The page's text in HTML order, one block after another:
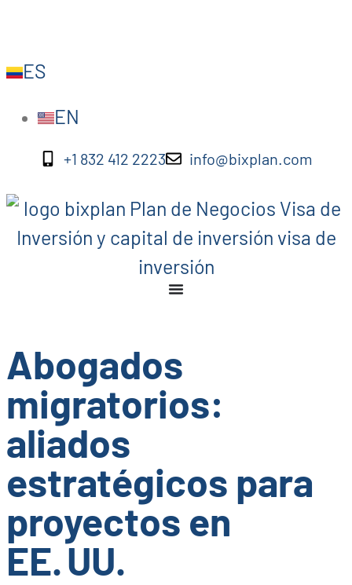
ES
EN
+1 832 412 2223 info@bixplan.com
Abogados
migratorios:
aliados
estratégicos para
proyectos en
EE. UU.